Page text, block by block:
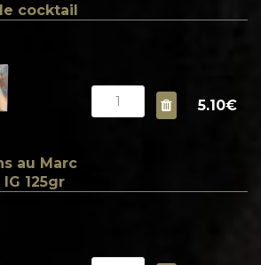
cocktail
au Marc
125gr
5.10€